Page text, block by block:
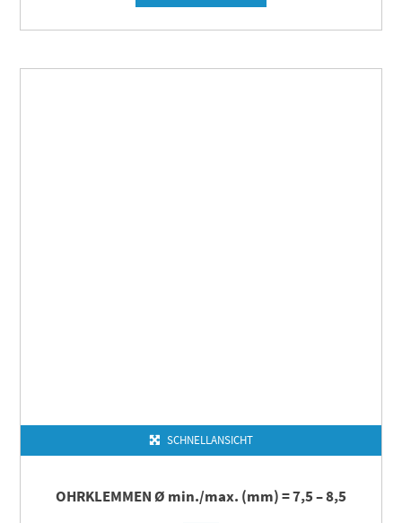
SCHNELLANSICHT
OHRKLEMMEN Ø min./max. (mm) = 7,5 – 8,5